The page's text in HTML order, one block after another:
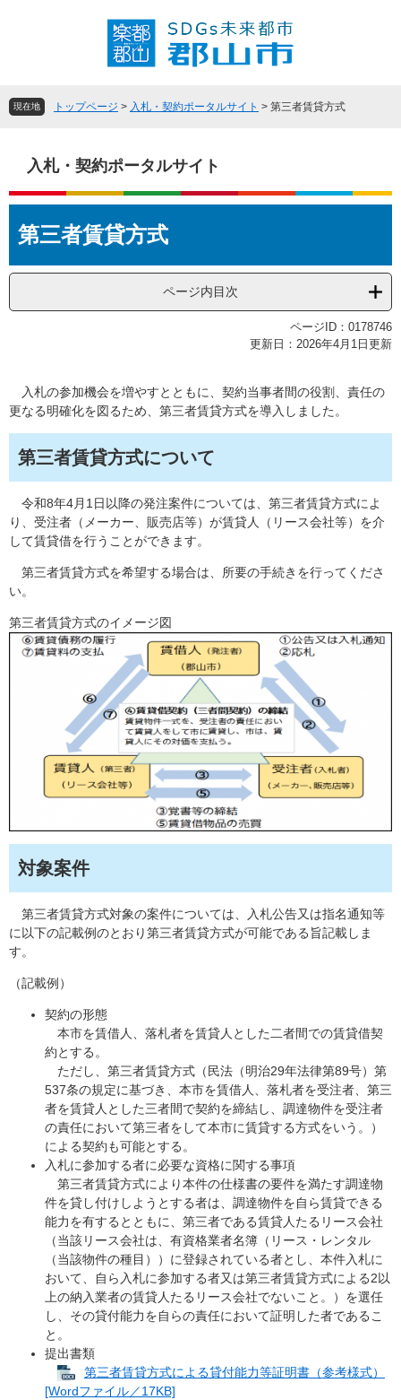
頭
飛
文
現在地 トップページ > 入札・契約ポータルサイト > 第三者賃貸方式
入札・契約ポータルサイト
文第三者賃貸方式
ページ内目次
ページID：0178746
更新日：2026年4月1日更新
入札の参加機会を増やすとともに、契約当事者間の役割、責任の
更なる明確化を図るため、第三者賃貸方式を導入しました。
第三者賃貸方式について
令和8年4月1日以降の発注案件については、第三者賃貸方式によ
り、受注者（メーカー、販売店等）が賃貸人（リース会社等）を介
して賃貸借を行うことができます。
第三者賃貸方式を希望する場合は、所要の手続きを行ってくださ
い。
第三者賃貸方式のイメージ図
対象案件
第三者賃貸方式対象の案件については、入札公告又は指名通知等
に以下の記載例のとおり第三者賃貸方式が可能である旨記載しま
す。
（記載例）
契約の形態
本市を賃借人、落札者を賃貸人とした二者間での賃貸借契
約とする。
ただし、第三者賃貸方式（民法（明治29年法律第89号）第
537条の規定に基づき、本市を賃借人、落札者を受注者、第三
者を賃貸人とした三者間で契約を締結し、調達物件を受注者
の責任において第三者をして本市に賃貸する方式をいう。）
による契約も可能とする。
入札に参加する者に必要な資格に関する事項
第三者賃貸方式により本件の仕様書の要件を満たす調達物
件を貸し付けしようとする者は、調達物件を自ら賃貸できる
能力を有するとともに、第三者である賃貸人たるリース会社
（当該リース会社は、有資格業者名簿（リース・レンタル
（当該物件の種目））に登録されている者とし、本件入札に
おいて、自ら入札に参加する者又は第三者賃貸方式による2以
上の納入業者の賃貸人たるリース会社でないこと。）を選任
し、その貸付能力を自らの責任において証明した者であるこ
と。
提出書類
第三者賃貸方式による貸付能力等証明書（参考様式）
[Wordファイル／17KB]